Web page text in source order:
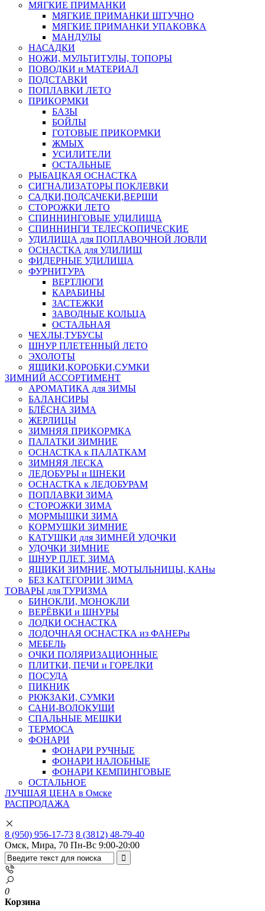
МЯГКИЕ ПРИМАНКИ
МЯГКИЕ ПРИМАНКИ ШТУЧНО
МЯГКИЕ ПРИМАНКИ УПАКОВКА
МАНДУЛЫ
НАСАДКИ
НОЖИ, МУЛЬТИТУЛЫ, ТОПОРЫ
ПОВОДКИ и МАТЕРИАЛ
ПОДСТАВКИ
ПОПЛАВКИ ЛЕТО
ПРИКОРМКИ
БАЗЫ
БОЙЛЫ
ГОТОВЫЕ ПРИКОРМКИ
ЖМЫХ
УСИЛИТЕЛИ
ОСТАЛЬНЫЕ
РЫБАЦКАЯ ОСНАСТКА
СИГНАЛИЗАТОРЫ ПОКЛЕВКИ
САДКИ,ПОДСАЧЕКИ,ВЕРШИ
СТОРОЖКИ ЛЕТО
СПИННИНГОВЫЕ УДИЛИЩА
СПИННИНГИ ТЕЛЕСКОПИЧЕСКИЕ
УДИЛИЩА для ПОПЛАВОЧНОЙ ЛОВЛИ
ОСНАСТКА для УДИЛИЩ
ФИДЕРНЫЕ УДИЛИЩА
ФУРНИТУРА
ВЕРТЛЮГИ
КАРАБИНЫ
ЗАСТЕЖКИ
ЗАВОДНЫЕ КОЛЬЦА
ОСТАЛЬНАЯ
ЧЕХЛЫ,ТУБУСЫ
ШНУР ПЛЕТЕННЫЙ ЛЕТО
ЭХОЛОТЫ
ЯЩИКИ,КОРОБКИ,СУМКИ
ЗИМНИЙ АССОРТИМЕНТ
АРОМАТИКА для ЗИМЫ
БАЛАНСИРЫ
БЛЁСНА ЗИМА
ЖЕРЛИЦЫ
ЗИМНЯЯ ПРИКОРМКА
ПАЛАТКИ ЗИМНИЕ
ОСНАСТКА к ПАЛАТКАМ
ЗИМНЯЯ ЛЕСКА
ЛЕДОБУРЫ и ШНЕКИ
ОСНАСТКА к ЛЕДОБУРАМ
ПОПЛАВКИ ЗИМА
СТОРОЖКИ ЗИМА
МОРМЫШКИ ЗИМА
КОРМУШКИ ЗИМНИЕ
КАТУШКИ для ЗИМНЕЙ УДОЧКИ
УДОЧКИ ЗИМНИЕ
ШНУР ПЛЕТ. ЗИМА
ЯЩИКИ ЗИМНИЕ, МОТЫЛЬНИЦЫ, КАНы
БЕЗ КАТЕГОРИИ ЗИМА
ТОВАРЫ для ТУРИЗМА
БИНОКЛИ, МОНОКЛИ
ВЕРЁВКИ и ШНУРЫ
ЛОДКИ ОСНАСТКА
ЛОДОЧНАЯ ОСНАСТКА из ФАНЕРы
МЕБЕЛЬ
ОЧКИ ПОЛЯРИЗАЦИОННЫЕ
ПЛИТКИ, ПЕЧИ и ГОРЕЛКИ
ПОСУДА
ПИКНИК
РЮКЗАКИ, СУМКИ
САНИ-ВОЛОКУШИ
СПАЛЬНЫЕ МЕШКИ
ТЕРМОСА
ФОНАРИ
ФОНАРИ РУЧНЫЕ
ФОНАРИ НАЛОБНЫЕ
ФОНАРИ КЕМПИНГОВЫЕ
ОСТАЛЬНОЕ
ЛУЧШАЯ ЦЕНА в Омске
РАСПРОДАЖА
8 (950) 956-17-73 8 (3812) 48-79-40
Омск, Мира, 70 Пн-Вс 9:00-20:00
0
Корзина